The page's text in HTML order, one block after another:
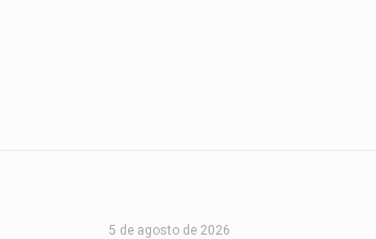
5 de agosto de 2026